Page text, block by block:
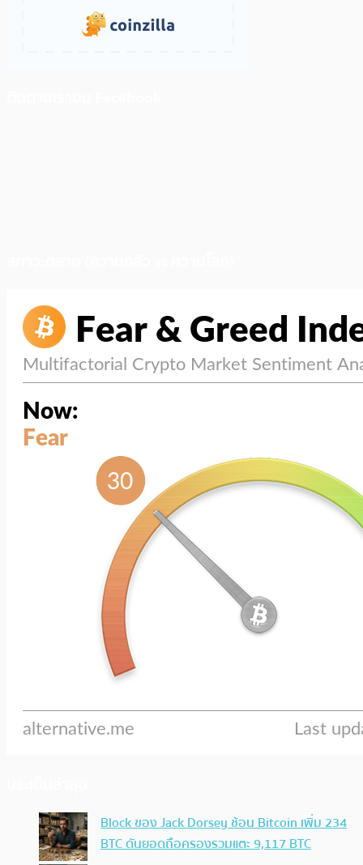
Block ของ Jack Dorsey ช้อน Bitcoin เพิ่ม 234
BTC ดันยอดถือครองรวมแตะ 9,117 BTC